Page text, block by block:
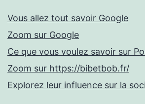
Vous allez tout savoir Google
Zoom sur Google
Ce que vous voulez savoir sur
Zoom sur https://bibetbob.fr/
Explorez leur influence sur la